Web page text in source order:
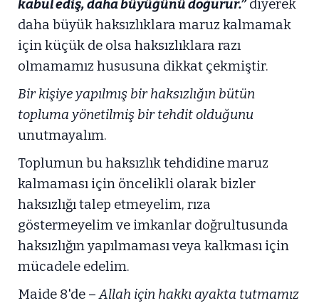
kabul ediş, daha büyüğünü doğurur.”diyerek
daha büyük haksızlıklara maruz kalmamak
için küçük de olsa haksızlıklara razı
olmamamız hususuna dikkat çekmiştir.
Bir kişiye yapılmış bir haksızlığın bütün
topluma yönetilmiş bir tehdit olduğunu
unutmayalım.
Toplumun bu haksızlık tehdidine maruz
kalmaması için öncelikli olarak bizler
haksızlığı talep etmeyelim, rıza
göstermeyelim ve imkanlar doğrultusunda
haksızlığın yapılmaması veya kalkması için
mücadele edelim.
Maide 8'de –Allah için hakkı ayakta tutmamız